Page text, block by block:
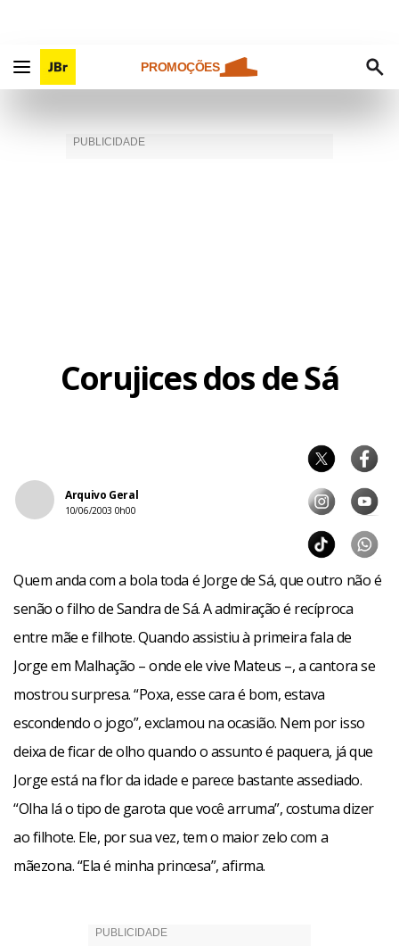
PROMOÇÕES
Corujices dos de Sá
Arquivo Geral
10/06/2003 0h00
Quem anda com a bola toda é Jorge de Sá, que outro não é
senão o filho de Sandra de Sá. A admiração é recíproca
entre mãe e filhote. Quando assistiu à primeira fala de
Jorge em Malhação – onde ele vive Mateus –, a cantora se
mostrou surpresa. “Poxa, esse cara é bom, estava
escondendo o jogo”, exclamou na ocasião. Nem por isso
deixa de ficar de olho quando o assunto é paquera, já que
Jorge está na flor da idade e parece bastante assediado.
“Olha lá o tipo de garota que você arruma”, costuma dizer
ao filhote. Ele, por sua vez, tem o maior zelo com a
mãezona. “Ela é minha princesa”, afirma.